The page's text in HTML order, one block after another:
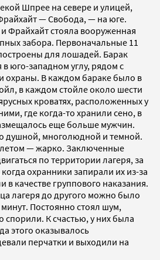
Шпрее на севере и улицей,
— Свобода, — на юге.
Фрайхайт стояла вооруженная
забора. Первоначальные 11
для лошадей. Барак
юго-западном углу, рядом с
охраны. В каждом бараке было в
в каждом стойле около шести
кроватях, расположенных у
где когда-то хранили сено, в
еще больше мужчин.
душной, многолюдной и темной.
— жарко. Заключенные
по территории лагеря, за
охранники запирали их из-за
в качестве группового наказания.
лагеря до другого можно было
минут. Постоянно стоял шум,
спорили. К счастью, у них была
этого оказывалось
перчатки и выходили на